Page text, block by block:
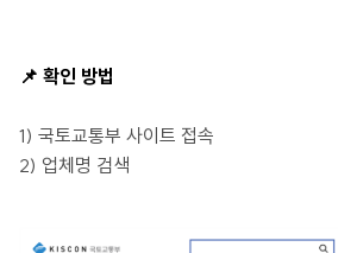
📌 확인 방법
1) 국토교통부 사이트 접속
2) 업체명 검색